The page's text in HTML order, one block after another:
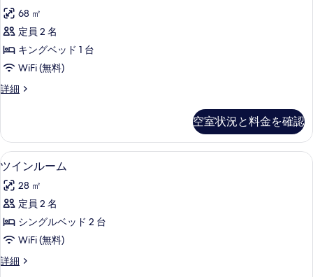
の
写
真
を
表
示
る
す
べ
て
の
写
表
示
す
る
ー
の
詳
細
ー
ト
1
ベ
ッ
ド
ー
ム
シ
ー
ビ
ュ
ー
の
68 ㎡
定員 2 名
キングベッド 1 台
WiFi (無料)
詳細
ス
1
ベ
ッ
ル
ー
シ
ー
ュ
空室状況と料金を確認
ツ
イ
ン
ル
ー
ム
の
セーフティボックス (室内)、デスク
17
ツインルーム
28 ㎡
定員 2 名
シングルベッド 2 台
WiFi (無料)
詳細
ツ